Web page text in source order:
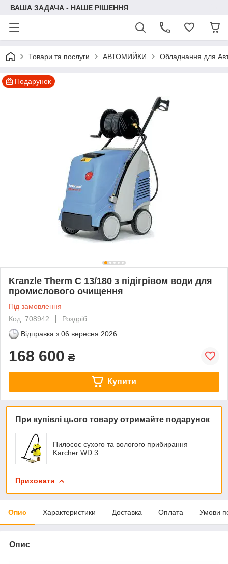
ВАША ЗАДАЧА - НАШЕ РІШЕННЯ
Товари та послуги АВТОМИЙКИ Обладнання для
Подарунок
Kranzle Therm C 13/180 з підігрівом води для
промислового очищення
Під замовлення
Код: 708942
Роздріб
Відправка з 06 вересня 2026
168 600 ₴
Купити
При купівлі цього товару отримайте подарунок
Пилосос сухого та вологого прибирання
Karcher WD 3
Приховати
Опис Характеристики Доставка Оплата Умови
Опис